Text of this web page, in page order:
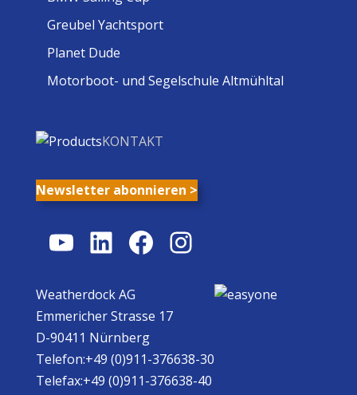
Greubel Yachtsport
Planet Dude
Motorboot- und Segelschule Altmühltal
KONTAKT
Newsletter abonnieren >
YouTube
LinkedIn
Facebook
Instagram
Weatherdock AG
Emmericher Strasse 17
D-90411 Nürnberg
Telefon:+49 (0)911-376638-30
Telefax:+49 (0)911-376638-40